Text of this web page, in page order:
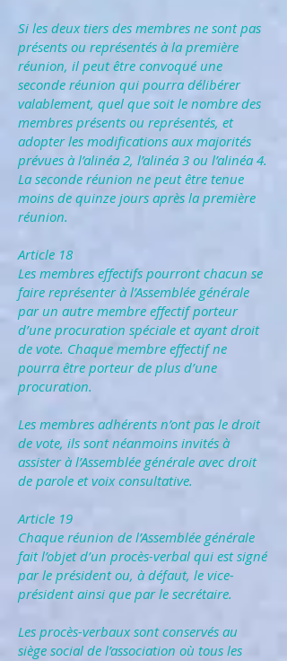
Si les deux tiers des membres ne sont pas
présents ou représentés à la première
réunion, il peut être convoqué une
seconde réunion qui pourra délibérer
valablement, quel que soit le nombre des
membres présents ou représentés, et
adopter les modifications aux majorités
prévues à l’alinéa 2, l’alinéa 3 ou l’alinéa 4.
La seconde réunion ne peut être tenue
moins de quinze jours après la première
réunion.
Article 18
Les membres effectifs pourront chacun se
faire représenter à l’Assemblée générale
par un autre membre effectif porteur
d’une procuration spéciale et ayant droit
de vote. Chaque membre effectif ne
pourra être porteur de plus d’une
procuration.
Les membres adhérents n’ont pas le droit
de vote, ils sont néanmoins invités à
assister à l’Assemblée générale avec droit
de parole et voix consultative.
Article 19
Chaque réunion de l’Assemblée générale
fait l’objet d’un procès-verbal qui est signé
par le président ou, à défaut, le vice-
président ainsi que par le secrétaire.
Les procès-verbaux sont conservés au
siège social de l’association où tous les